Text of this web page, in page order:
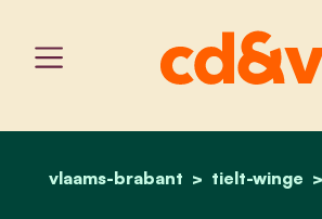
home
vlaams-brabant tielt-winge
jan